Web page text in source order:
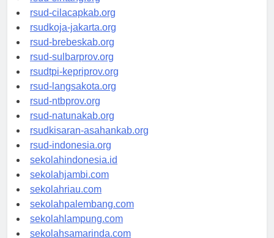
rsud-sintang.org
rsud-cilacapkab.org
rsudkoja-jakarta.org
rsud-brebeskab.org
rsud-sulbarprov.org
rsudtpi-kepriprov.org
rsud-langsakota.org
rsud-ntbprov.org
rsud-natunakab.org
rsudkisaran-asahankab.org
rsud-indonesia.org
sekolahindonesia.id
sekolahjambi.com
sekolahriau.com
sekolahpalembang.com
sekolahlampung.com